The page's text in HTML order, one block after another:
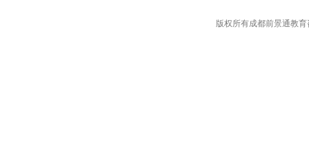
版权所有成都前景通教